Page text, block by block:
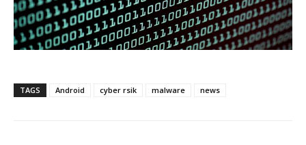
TAGS Android cyber rsik malware news